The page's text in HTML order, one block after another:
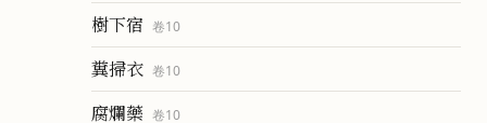
樹下宿 卷10
糞掃衣 卷10
腐爛藥 卷10